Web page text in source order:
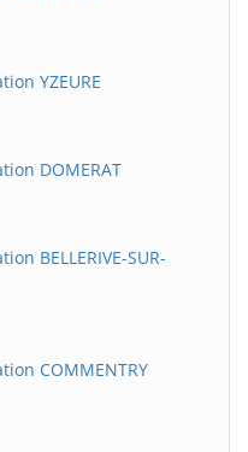
YZEURE
DOMERAT
BELLERIVE-SUR-
COMMENTRY